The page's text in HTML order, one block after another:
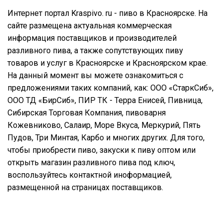
Интернет портал Kraspivo. ru - пиво в Красноярске. На
сайте размещена актуальная коммерческая
информация поставщиков и производителей
разливного пива, а также сопутствующих пиву
товаров и услуг в Красноярске и Красноярском крае.
На данный момент вы можете ознакомиться с
предложениями таких компаний, как: ООО «СтаркСиб»,
ООО ТД «БирСиб», ПИР ТК - Терра Енисей, Пивница,
Сибирская Торговая Компания, пивоварня
Кожевниково, Салаир, Море Вкуса, Меркурий, Пять
Пудов, Три Минтая, Карбо и многих других. Для того,
чтобы приобрести пиво, закуски к пиву оптом или
открыть магазин разливного пива под ключ,
воспользуйтесь контактной иноформацией,
размещенной на страницах поставщиков.